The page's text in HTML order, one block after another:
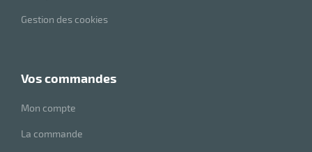
Gestion des cookies
vos commandes
Mon compte
La commande